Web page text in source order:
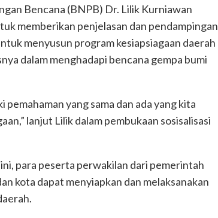
Bencana (BNPB) Dr. Lilik Kurniawan
memberikan penjelasan dan pendampingan
menyusun program kesiapsiagaan daerah
dalam menghadapi bencana gempa bumi
pemahaman yang sama dan ada yang kita
lanjut Lilik dalam pembukaan sosisalisasi
para peserta perwakilan dari pemerintah
kota dapat menyiapkan dan melaksanakan